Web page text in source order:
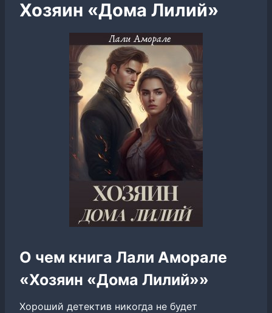
Хозяин «Дома Лилий»
О чем книга Лали Аморале
«Хозяин «Дома Лилий»»
Хороший детектив никогда не будет